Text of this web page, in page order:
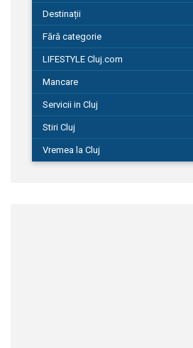
Destinații
Fără categorie
LIFESTYLE Cluj.com
Mancare
Servicii in Cluj
Stiri Cluj
Vremea la Cluj